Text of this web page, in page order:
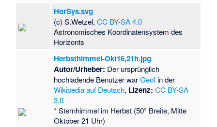
HorSys.svg
(c) S.Wetzel,CC BY-SA 4.0
Astronomisches Koordinatensystem des
Horizonts
Herbsthimmel-Okt16,21h.jpg
Autor/Urheber: Der ursprünglich
hochladende Benutzer warGeof in der
Wikipedia auf Deutsch, Lizenz: CC BY-SA
3.0
* Sternhimmel im Herbst (50° Breite, Mitte
Oktober 21 Uhr)